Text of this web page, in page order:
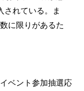
されている。ま
に限りがあるた
ベント参加抽選応